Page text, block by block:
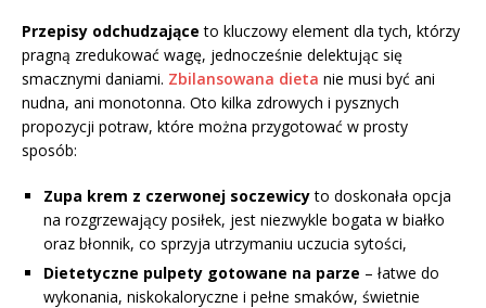
Przepisy odchudzające to kluczowy element dla tych, którzy
pragną zredukować wagę, jednocześnie delektując się
smacznymi daniami. Zbilansowana dieta nie musi być ani
nudna, ani monotonna. Oto kilka zdrowych i pysznych
propozycji potraw, które można przygotować w prosty
sposób:
Zupa krem z czerwonej soczewicyto doskonała opcja
na rozgrzewający posiłek, jest niezwykle bogata w białko
oraz błonnik, co sprzyja utrzymaniu uczucia sytości,
Dietetyczne pulpety gotowane na parze – łatwe do
wykonania, niskokaloryczne i pełne smaków, świetnie